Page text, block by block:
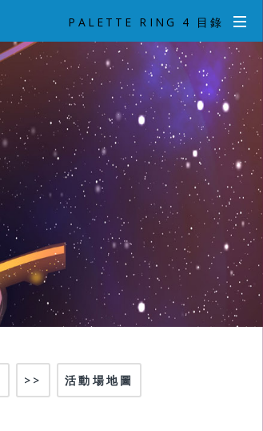
PALETTE RING 4 目錄
活動場地圖
>>